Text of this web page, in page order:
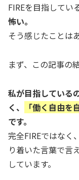
FIREを目指してい
怖い。
そう感じたことは
まず、この記事の
私が目指している
く、
「働く自由を
です。
完全FIREではな
り着いた言葉で言
しています。